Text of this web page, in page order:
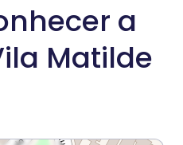
a
Matilde